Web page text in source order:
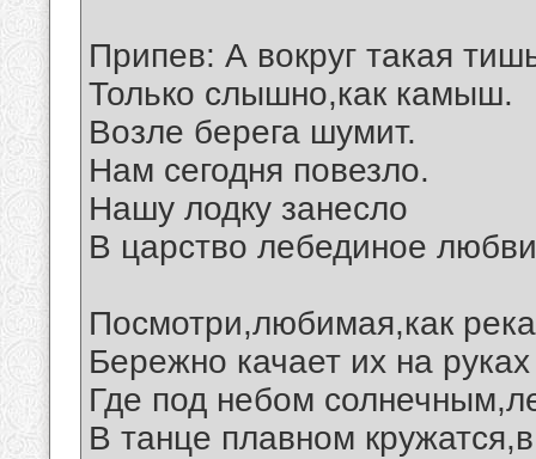
Припев: А вокруг такая
Только слышно,как камыш.
Возле берега шумит.
Нам сегодня повезло.
Нашу лодку занесло
В царство лебединое
Посмотри,любимая,как
Бережно качает их на
Где под небом
В танце плавном